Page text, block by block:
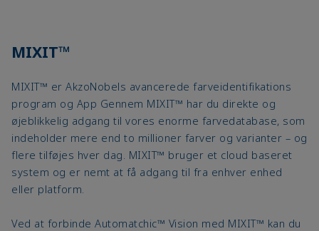
MIXIT™
MIXIT™ er AkzoNobels avancerede farveidentifikations
program og App Gennem MIXIT™ har du direkte og
øjeblikkelig adgang til vores enorme farvedatabase, som
indeholder mere end to millioner farver og varianter – og
flere tilføjes hver dag. MIXIT™ bruger et cloud baseret
system og er nemt at få adgang til fra enhver enhed
eller platform.
Ved at forbinde Automatchic™ Vision med MIXIT™ kan du